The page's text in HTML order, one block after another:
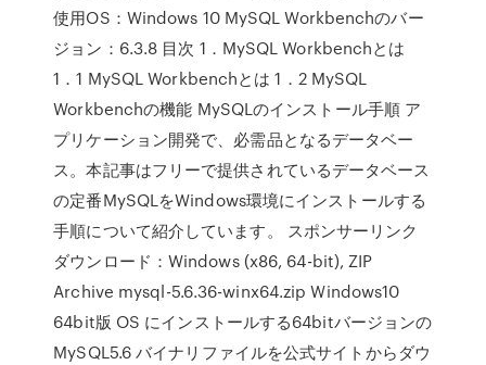
使用OS：Windows 10 MySQL Workbenchのバー
ジョン：6.3.8 目次 1．MySQL Workbenchとは
1．1 MySQL Workbenchとは 1．2 MySQL
Workbenchの機能 MySQLのインストール手順 ア
プリケーション開発で、必需品となるデータベー
ス。本記事はフリーで提供されているデータベース
の定番MySQLをWindows環境にインストールする
手順について紹介しています。 スポンサーリンク
ダウンロード：Windows (x86, 64-bit), ZIP
Archive mysql-5.6.36-winx64.zip Windows10
64bit版 OS にインストールする64bitバージョンの
MySQL5.6 バイナリファイルを公式サイトからダウ